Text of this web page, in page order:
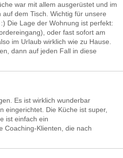
war mit allem ausgerüstet und im
dem Tisch. Wichtig für unsere
Die Lage der Wohnung ist perfekt:
oder fast sofort am
im Urlaub wirklich wie zu Hause.
dann auf jeden Fall in diese
Es ist wirklich wunderbar
eingerichtet. Die Küche ist super,
ist einfach ein
Coaching-Klienten, die nach